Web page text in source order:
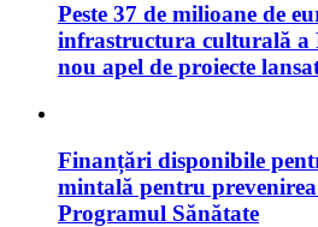
Peste 37 de milioane de
infrastructura culturală a
nou apel de proiecte
Finanțări disponibile
mintală pentru
Programul Sănătate